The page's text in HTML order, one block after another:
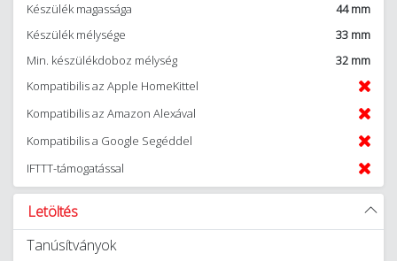
Készülék magassága
44 mm
Készülék mélysége
33 mm
Min. készülékdoboz mélység
32 mm
Kompatibilis az Apple HomeKittel
Kompatibilis az Amazon Alexával
Kompatibilis a Google Segéddel
IFTTT-támogatással
Letöltés
Tanúsítványok